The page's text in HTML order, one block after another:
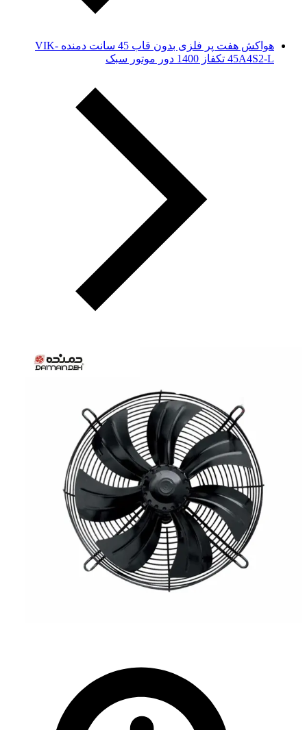
هواکش هفت پر فلزی بدون قاب 45 سانت دمنده VIK-
45A4S2-L تکفاز 1400 دور موتور سبک